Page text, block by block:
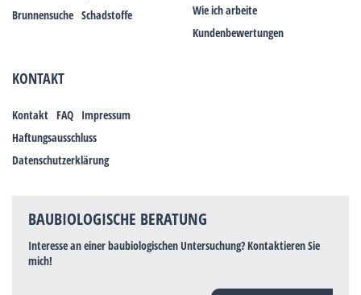
Brunnensuche Schadstoffe
Wie ich arbeite
Kundenbewertungen
KONTAKT
Kontakt FAQ Impressum
Haftungsausschluss
Datenschutzerklärung
BAUBIOLOGISCHE BERATUNG
Interesse an einer baubiologischen Untersuchung? Kontaktieren Sie
mich!